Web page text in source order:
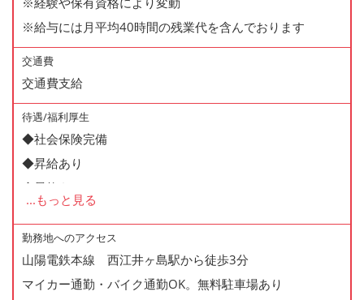
※給与には月平均40時間の残業代を含んでおります
交通費
交通費支給
待遇/福利厚生
◆社会保険完備
◆昇給あり
◆昇格あり
◆正社員登用制度あり
◆寸志あり
◆有給休暇あり
◆産休・育休あり
... もっと見る
勤務地へのアクセス
山陽電鉄本線 西江井ヶ島駅から徒歩3分
マイカー通勤・バイク通勤OK。無料駐車場あり